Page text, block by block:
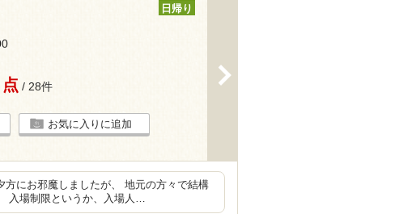
日帰り
/ 28件
お気に入りに追加
にお邪魔しましたが、 地元の方々で結構
入場制限というか、入場人…